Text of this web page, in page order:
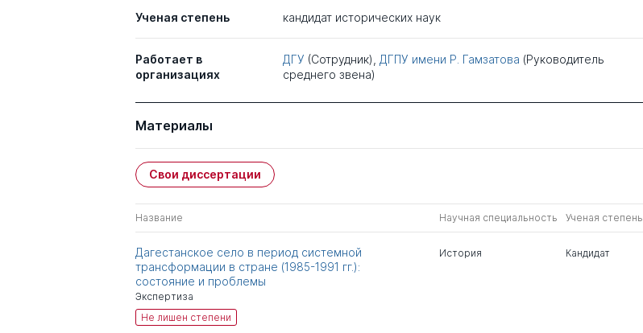
Ученая степень кандидат исторических наук
Работает в
организациях
ДГУ (Сотрудник), ДГПУ имени Р. Гамзатова (Руководитель
среднего звена)
Материалы
Свои диссертации
Название Научная специальность Ученая степень
Дагестанское село в период системной
трансформации в стране (1985-1991 гг.):
состояние и проблемы
Экспертиза
Не лишен степени
История Кандидат